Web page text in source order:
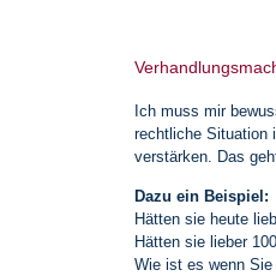
Ich muss mir
rechtliche Situation
verstärken. Das
Dazu ein Beispiel:
Hätten sie heute
Hätten sie lieber
Wie ist es wenn